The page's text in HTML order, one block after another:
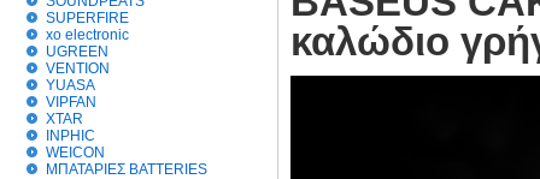
καλώδιο
SUPERFIRE
xo electronic
UGREEN
VENTION
YUASA
VIPFAN
XTAR
INPHIC
WEICON
ΜΠΑΤΑΡΙΕΣ BATTERIES